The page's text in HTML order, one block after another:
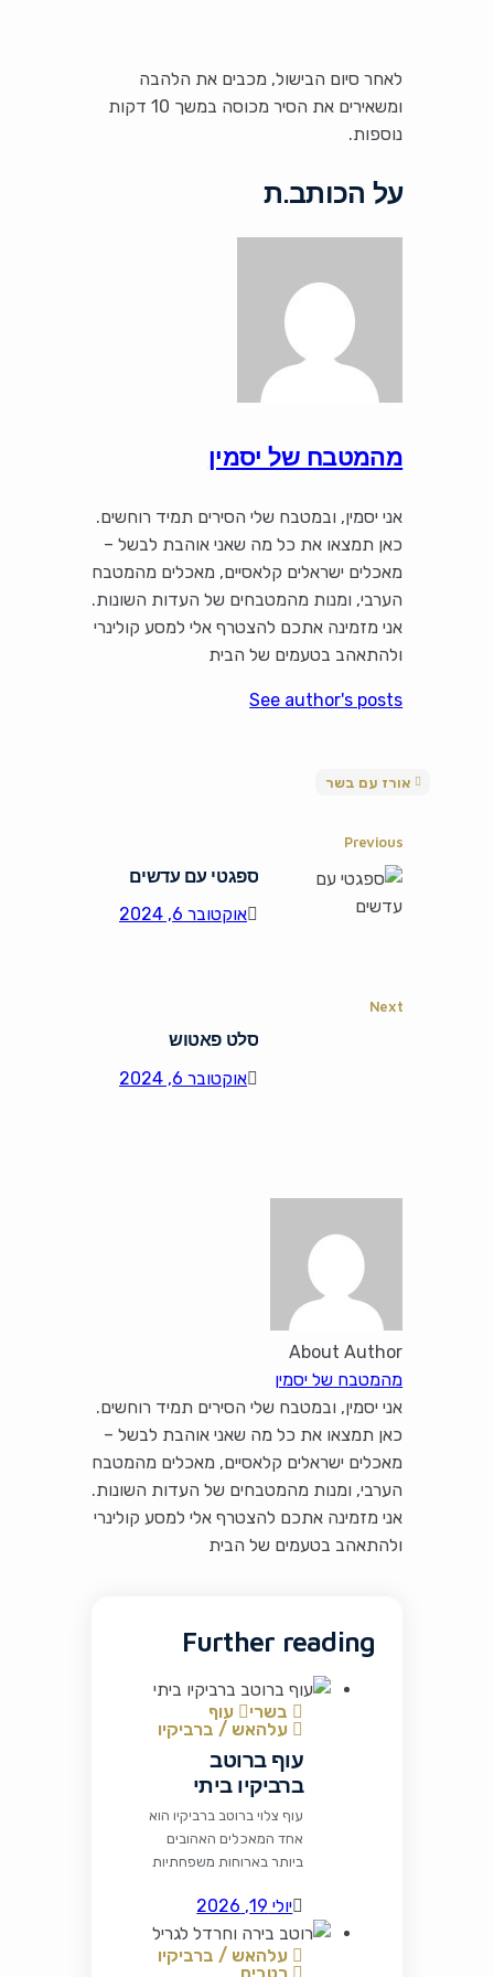
לאחר סיום הבישול, מכבים את הלהבה
ומשאירים את הסיר מכוסה במשך 10 דקות
נוספות.
על הכותב.ת
מהמטבח של יסמין
אני יסמין, ובמטבח שלי הסירים תמיד רוחשים.
כאן תמצאו את כל מה שאני אוהבת לבשל –
מאכלים ישראלים קלאסיים, מאכלים מהמטבח
הערבי, ומנות מהמטבחים של העדות השונות.
אני מזמינה אתכם להצטרף אלי למסע קולינרי
ולהתאהב בטעמים של הבית
See author's posts
אורז עם בשר
Previous
ספגטי עם עדשים
אוקטובר 6, 2024
Next
סלט פאטוש
אוקטובר 6, 2024
About Author
מהמטבח של יסמין
אני יסמין, ובמטבח שלי הסירים תמיד רוחשים.
כאן תמצאו את כל מה שאני אוהבת לבשל –
מאכלים ישראלים קלאסיים, מאכלים מהמטבח
הערבי, ומנות מהמטבחים של העדות השונות.
אני מזמינה אתכם להצטרף אלי למסע קולינרי
ולהתאהב בטעמים של הבית
Further reading
בשרי
עוף
עלהאש / ברביקיו
עוף ברוטב
ברביקיו ביתי
עוף צלוי ברוטב ברביקיו הוא
אחד המאכלים האהובים
ביותר בארוחות משפחתיות
עוף עסיסי לרוטב מתקתק,
מעט חריף ועשיר בתבלינים
יוצר מנה מרשימה שקל
יולי 19, 2026
עלהאש / ברביקיו